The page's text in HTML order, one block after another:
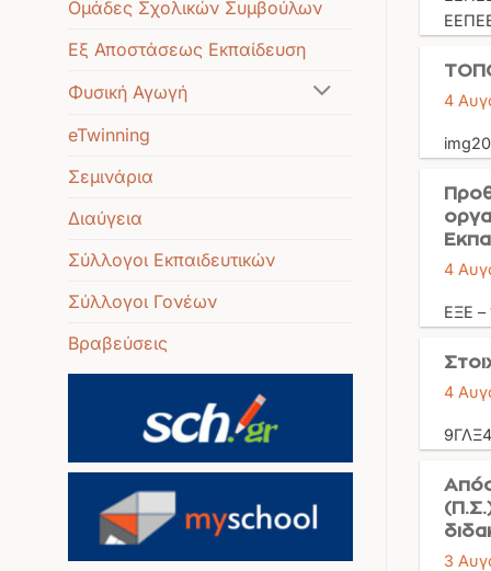
Ομάδες Σχολικών Συμβούλων
Εξ Αποστάσεως Εκπαίδευση
Φυσική Αγωγή
eTwinning
Σεμινάρια
Διαύγεια
Σύλλογοι Εκπαιδευτικών
Σύλλογοι Γονέων
Βραβεύσεις
4
4
ΕΞΕ –
4
3